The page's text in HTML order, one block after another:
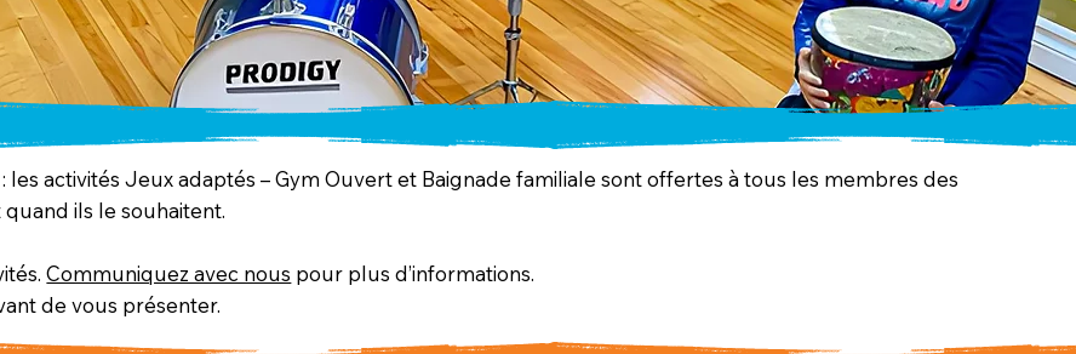
les activités Jeux adaptés – Gym Ouvert et Baignade familiale sont offertes à tous les membres des
ils le souhaitent.
Communiquez avec nous pour plus d’informations.
de vous présenter.